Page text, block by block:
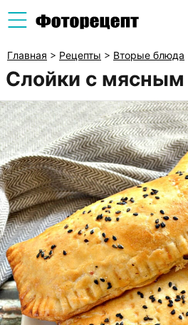
Главная > Рецепты > Вторые блюда
Слойки с